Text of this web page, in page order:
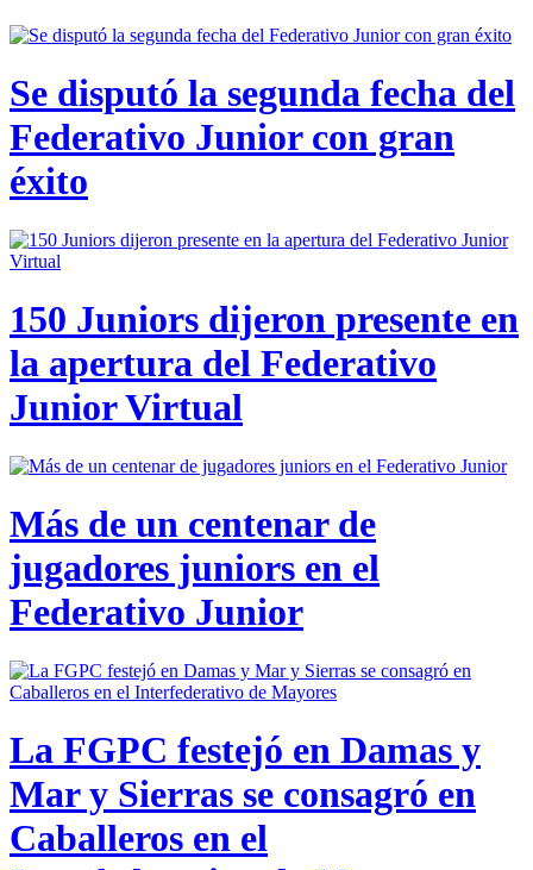
Se disputó la segunda fecha del
Federativo Junior con gran
éxito
150 Juniors dijeron presente en
la apertura del Federativo
Junior Virtual
Más de un centenar de
jugadores juniors en el
Federativo Junior
La FGPC festejó en Damas y
Mar y Sierras se consagró en
Caballeros en el